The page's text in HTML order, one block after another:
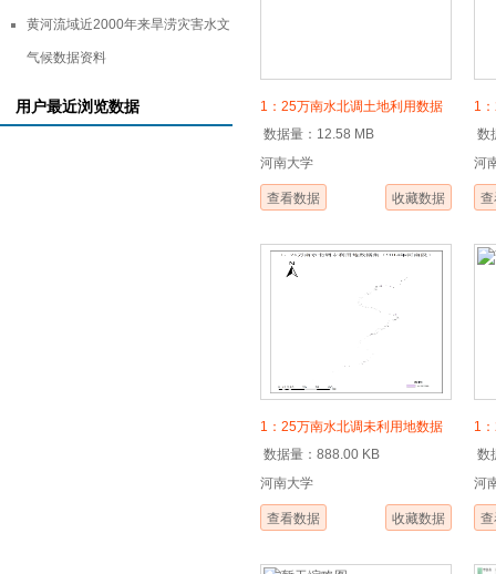
黄河流域近2000年来旱涝灾害水文
气候数据资料
用户最近浏览数据
1：25万南水北调土地利用数据
集（2014年河南段）
数据量：12.58 MB
河南大学
查看数据 收藏数据
1
单
数
河
1：25万南水北调未利用地数据
集（2014年河南段）
数据量：888.00 KB
河南大学
查看数据 收藏数据
1
数
数
河